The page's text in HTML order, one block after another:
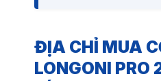
ĐỊA CHỈ MUA
LONGONI PRO